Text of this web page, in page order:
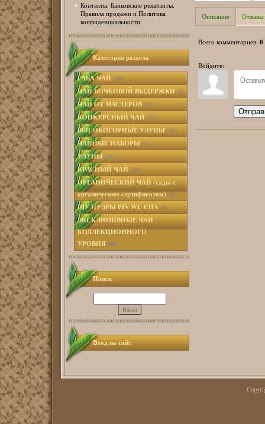
Контакты, Банковские реквизиты,
Правила продажи и Политика
конфиденциальности
Категории раздела
ГАБА ЧАЙ(50)
ЧАЙ БОЧКОВОЙ ВЫДЕРЖКИ(2)
ЧАЙ ОТ МАСТЕРОВ(32)
КОНКУРСНЫЙ ЧАЙ(22)
ВЫСОКОГОРНЫЕ УЛУНЫ(16)
ЧАЙНЫЕ НАБОРЫ(1)
УЛУНЫ(62)
КРАСНЫЙ ЧАЙ(16)
ОРГАНИЧЕСКИЙ ЧАЙ (сады с
органическим сертификатом)(8)
ШУ ПУЭРЫ PIN WU CHA(2)
ЭКСКЛЮЗИВНЫЕ ЧАИ
КОЛЛЕКЦИОННОГО
УРОВНЯ (40)
Поиск
Вход на сайт
Описание Отзывы
Всего комментариев: 0
Войдите: